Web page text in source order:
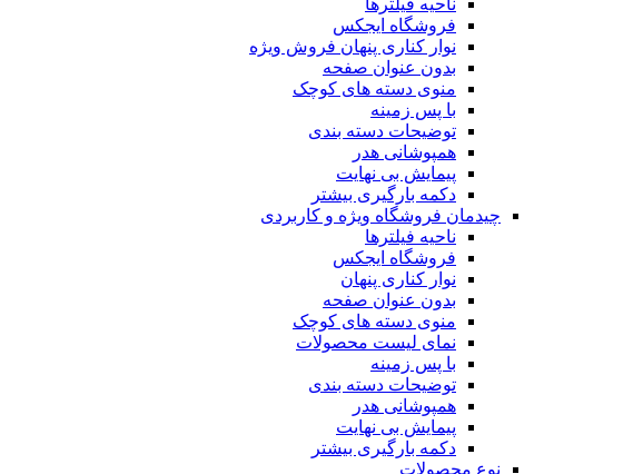
فروشگاه ایجکس
نوار کناری پنهان فروش ویژه
بدون عنوان صفحه
منوی دسته های کوچک
با پس زمینه
توضیحات دسته بندی
همپوشانی هدر
پیمایش بی نهایت
دکمه بارگیری بیشتر
چیدمان فروشگاه ویژه و کاربردی
ناحیه فیلترها
فروشگاه ایجکس
نوار کناری پنهان
بدون عنوان صفحه
منوی دسته های کوچک
نمای لیست محصولات
با پس زمینه
توضیحات دسته بندی
همپوشانی هدر
پیمایش بی نهایت
دکمه بارگیری بیشتر
نوع محصولات